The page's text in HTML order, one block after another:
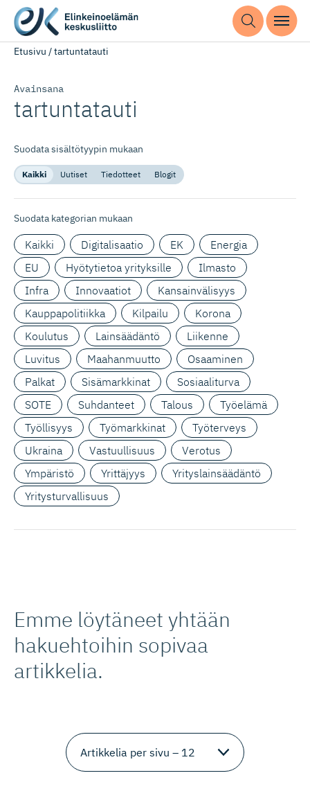
Etusivu /tartuntatauti
Avainsana
tartuntatauti
Suodata sisältötyypin mukaan
Kaikki Uutiset Tiedotteet Blogit
Suodata kategorian mukaan
Kaikki Digitalisaatio EK
Energia
EU
Hyötytietoa yrityksille
Ilmasto
Infra
Innovaatiot
Kansainvälisyys
Kauppapolitiikka
Kilpailu
Korona
Koulutus
Lainsäädäntö
Liikenne
Luvitus
Maahanmuutto
Osaaminen
Palkat
Sisämarkkinat
Sosiaaliturva
SOTE
Suhdanteet Talous
Työelämä
Työllisyys
Työmarkkinat
Työterveys
Ukraina
Vastuullisuus
Verotus
Ympäristö
Yrittäjyys
Yrityslainsäädäntö
Yritysturvallisuus
Emme löytäneet yhtään
hakuehtoihin sopivaa
artikkelia.